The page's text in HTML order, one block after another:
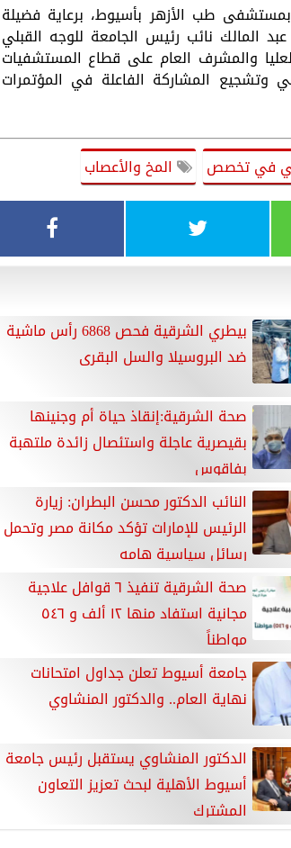
طب الأزهر بأسيوط، برعاية فضيلة
المالك نائب رئيس الجامعة للوجه القبلي
والمشرف العام على قطاع المستشفيات
المشاركة الفاعلة في المؤتمرات
في تخصص المخ والأعصاب
بيطري الشرقية فحص 6868 رأس ماشية
ضد البروسيلا والسل البقرى
صحة الشرقية:إنقاذ حياة أم وجنينها
بقيصرية عاجلة واستئصال زائدة ملتهبة
بفاقوس
النائب الدكتور محسن البطران: زيارة
الرئيس للإمارات تؤكد مكانة مصر وتحمل
رسائل سياسية هامه
صحة الشرقية تنفيذ ٦ قوافل علاجية
مجانية استفاد منها ١٢ ألف و ٥٤٦
مواطناً
جامعة أسيوط تعلن جداول امتحانات
نهاية العام.. والدكتور المنشاوي
الدكتور المنشاوي يستقبل رئيس جامعة
أسيوط الأهلية لبحث تعزيز التعاون
المشترك